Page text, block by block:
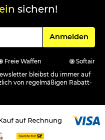
sichern!
Für den
Anmelden
Freie Waffen
Softair
bleibst du immer auf
von regelmäßigen Rabatt-